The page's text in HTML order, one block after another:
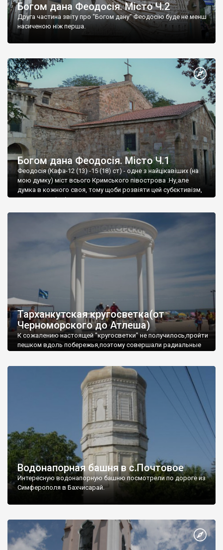
Богом дана Феодосія. Місто Ч.2
Друга частина звіту про "Богом дану" Феодосію буде не менш
насиченою ніж перша.
Богом дана Феодосія. Місто Ч.1
Феодосія (Кафа-12 (13) -15 (18) ст) - одне з найцікавіших (на
мою думку) міст всього Кримського півострова .Ну,але
думка в кожного своя, тому щоби розвіяти цей субєктивізм,
запрошую відвідати це
Тарханкутская кругосветка(от
Черноморского до Атлеша)
К сожалению настоящей "кругосветки" не получилось,пройти
пешком вдоль побережья,поэтому совершали радиальные
Водонапорная башня в с.Почтовое
Интересную водонапорную башню посмотрели по дороге из
Симферополя в Бахчисарай.